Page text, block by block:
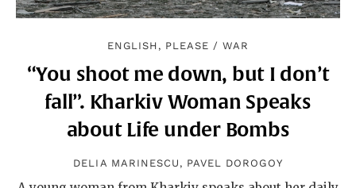
ENGLISH, PLEASE /WAR
“You shoot me down, but I don’t
fall”. Kharkiv Woman Speaks
about Life under Bombs
DELIA MARINESCU , PAVEL DOROGOY